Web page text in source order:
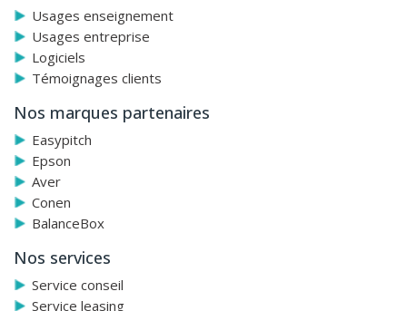
Usages enseignement
Usages entreprise
Logiciels
Témoignages clients
Nos marques partenaires
Easypitch
Epson
Aver
Conen
BalanceBox
Nos services
Service conseil
Service leasing